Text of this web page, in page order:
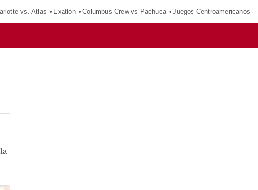
vs. Atlas Exatlón Columbus Crew vs Pachuca Juegos Centroamericanos